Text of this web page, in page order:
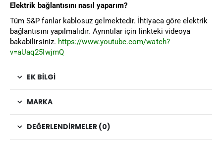
Elektrik bağlantısını nasıl yaparım?
Tüm S&P fanlar kablosuz gelmektedir. İhtiyaca göre elektrik
bağlantısını yapılmalıdır. Ayrıntılar için linkteki videoya
bakabilirsiniz. https://www.youtube.com/watch?
v=aUaq25IwjmQ
EK BILGI
MARKA
DEĞERLENDIRMELER (0)